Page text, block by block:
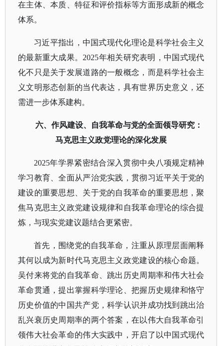
在主体、本质、特征和评价指标等方面形成新的概念
体系。
习近平指出，中国式现代化理论是科学社会主义
的最新重大成果。 2025年相关研究表明，中国式现代
化不只是关于发展道路的一般概念，而是科学社会主
义文明形态创新的当代表达，具有世界历史意义，还
需进一步体系建构。
六、作风建设、自我革命与党的全面领导研究：
马克思主义政党理论的深化发展
2025年学界紧密结合深入贯彻中央八项规定精神
学习教育、全面从严治党实践，贯彻习近平关于党的
建设的重要思想、关于党的自我革命的重要思想，聚
焦马克思主义政党建设规律和自我革命理论的综合提
炼，与现实党建议题结合更紧密。
首先，围绕党的自我革命，注重从原理层面阐释
其何以成为新时代马克思主义政党建设的核心命题。
吴付来将党的自我革命、跳出历史周期率和伟大社会
革命贯通，提出掌握科学理论、把握历史规律和恪守
历史价值的中国共产党，科学认识并成功找到跳出治
乱兴衰历史周期率的两个答案，在以伟大自我革命引
领伟大社会革命的伟大实践中，开启了以中国式现代